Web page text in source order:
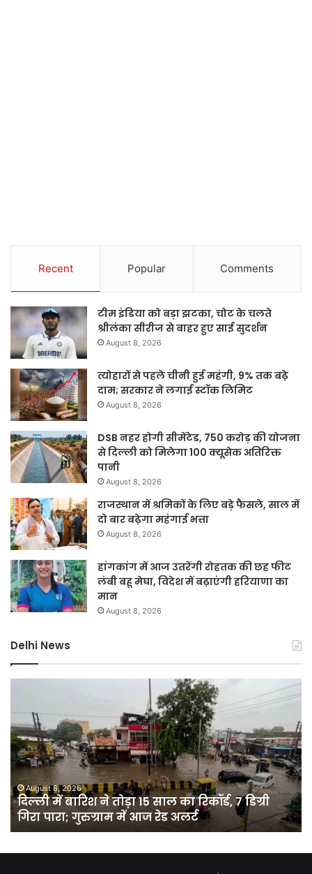
Recent Popular Comments
टीम इंडिया को बड़ा झटका, चोट के चलते
श्रीलंका सीरीज से बाहर हुए साई सुदर्शन
August 8, 2026
त्योहारों से पहले चीनी हुई महंगी, 9% तक बढ़े
दाम; सरकार ने लगाई स्टॉक लिमिट
August 8, 2026
DSB नहर होगी सीमेंटेड, 750 करोड़ की योजना
से दिल्ली को मिलेगा 100 क्यूसेक अतिरिक्त
पानी
August 8, 2026
राजस्थान में श्रमिकों के लिए बड़े फैसले, साल में
दो बार बढ़ेगा महंगाई भत्ता
August 8, 2026
हांगकांग में आज उतरेंगी रोहतक की छह फीट
लंबी बहू मेघा, विदेश में बढ़ाएंगी हरियाणा का
मान
August 8, 2026
Delhi News
ने
तोड़ा
15
साल
का
रिकॉर्ड,
डिग्री
August 8, 2026
दिल्ली में बारिश ने तोड़ा 15 साल का रिकॉर्ड, 7 डिग्री
गिरा पारा; गुरुग्राम में आज रेड अलर्ट
नमो
नया
रूट
से